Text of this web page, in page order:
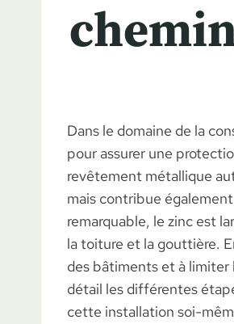
Dans le domaine de la
pour assurer une
revêtement métallique
mais contribue
remarquable, le zinc est
la toiture et la gouttière.
des bâtiments et à limiter
détail les différentes
cette installation soi-